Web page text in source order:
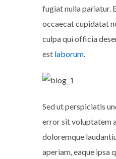
fugiat nulla pariatur.
occaecat cupidatat
culpa qui officia
est laborum.
Sed ut perspiciatis
error sit voluptatem
doloremque
aperiam, eaque ipsa